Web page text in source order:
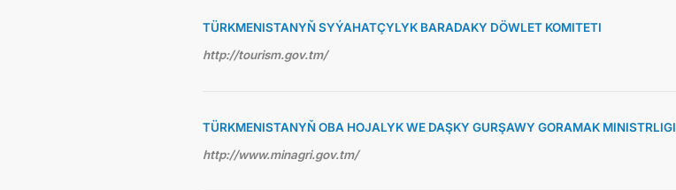
TÜRKMENISTANYŇ SYÝAHATÇYLYK BARADAKY DÖWLET KOMITETI
http://tourism.gov.tm/
TÜRKMENISTANYŇ OBA HOJALYK WE DAŞKY GURŞAWY GORAMAK MINISTRLIGI
http://www.minagri.gov.tm/